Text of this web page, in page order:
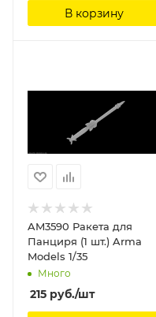
В корзину
AM3590 Ракета для
Панциря (1 шт.) Arma
Models 1/35
Много
215 руб./шт